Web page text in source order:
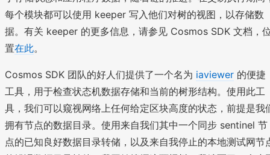
每个模块都可以使用 keeper 写入他们对树的视图，以存储数
据。有关 keeper 的更多信息，请参见 Cosmos SDK 文档，
置在此。
Cosmos SDK 团队的好人们提供了一个名为 iaviewer 的便捷
工具，用于检查状态机数据存储和当前的树形结构。使用此工
具，我们可以窥视网络上任何给定区块高度的状态，前提是我
拥有节点的数据目录。使用来自我们其中一个同步 sentinel 节
点的已知良好数据目录转储，以及来自我停止的本地测试网节